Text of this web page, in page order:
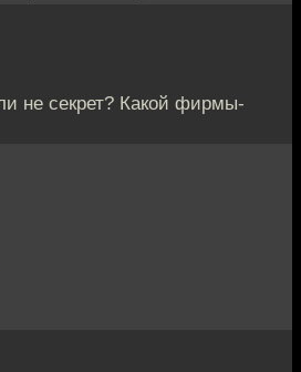
не секрет? Какой фирмы-